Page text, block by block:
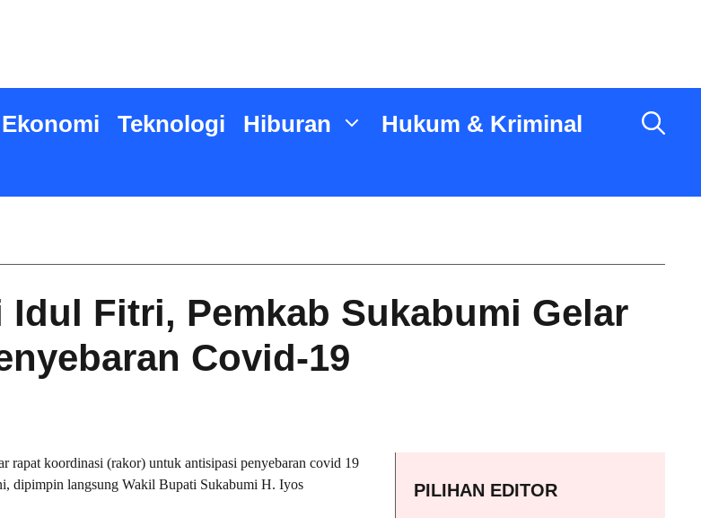
Ekonomi Teknologi Hiburan Hukum & Kriminal
Fitri, Pemkab Sukabumi Gelar
Covid-19
rapat koordinasi (rakor) untuk antisipasi penyebaran covid 19
dipimpin langsung Wakil Bupati Sukabumi H. Iyos
PILIHAN EDITOR